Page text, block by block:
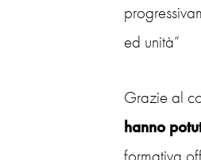
ed unità”
Grazie al
hanno